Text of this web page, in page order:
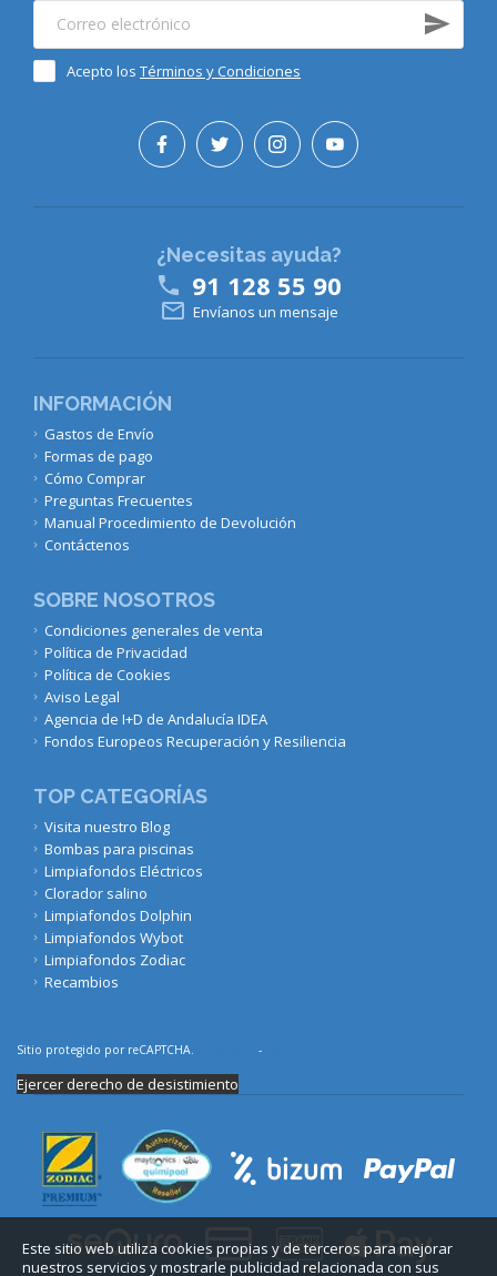
Acepto los Términos y Condiciones
INFORMACIÓN
Gastos de Envío
Formas de pago
Cómo Comprar
Preguntas Frecuentes
Manual Procedimiento de Devolución
Contáctenos
SOBRE NOSOTROS
Condiciones generales de venta
Política de Privacidad
Política de Cookies
Aviso Legal
Agencia de I+D de Andalucía IDEA
Fondos Europeos Recuperación y Resiliencia
TOP CATEGORÍAS
Visita nuestro Blog
Bombas para piscinas
Limpiafondos Eléctricos
Clorador salino
Limpiafondos Dolphin
Limpiafondos Wybot
Limpiafondos Zodiac
Recambios
¿Necesitas ayuda?
 91 128 55 90
 Envíanos un mensaje
Este sitio web utiliza cookies propias y de terceros para mejorar
nuestros servicios y mostrarle publicidad relacionada con sus
Sitio protegido por reCAPTCHA. -
Ejercer derecho de desistimiento